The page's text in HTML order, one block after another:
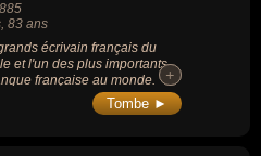
, 83 ans
écrivain français du
et l'un des plus importants
française au monde.
il est l'auteur de « Les
et « Notre-Dame de
+
+
Tombe ►